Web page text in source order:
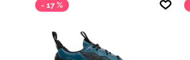
- 17 %